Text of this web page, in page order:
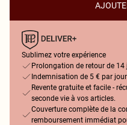
Sublimez votre expérience
Prolongation de retour de 14
Indemnisation de 5 € par
Revente gratuite et facile -
seconde vie à vos articles.
Couverture complète de la
remboursement immédiat